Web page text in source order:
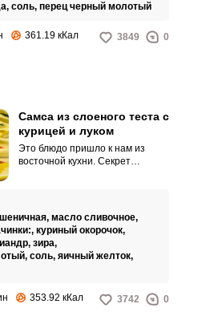
соль, перец черный молотый
361.19 кКал 3849 0
Самса из слоеного теста с
курицей и луком
Это блюдо пришло к нам из
восточной кухни. Секрет
масло сливочное,
куриный окорочок,
зира,
соль, яичный желток,
353.92 кКал 3742 0